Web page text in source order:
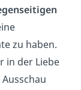
zu haben.
in der Liebe